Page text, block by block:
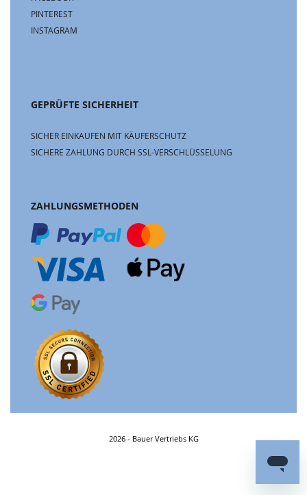
PINTEREST
INSTAGRAM
GEPRÜFTE SICHERHEIT
SICHER EINKAUFEN MIT KÄUFERSCHUTZ
SICHERE ZAHLUNG DURCH SSL-VERSCHLÜSSELUNG
ZAHLUNGSMETHODEN
2026 - Bauer Vertriebs KG